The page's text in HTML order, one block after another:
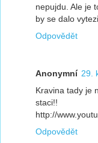
nepujdu. Ale je
by se dalo
Odpovědět
Anonymní 29.
Kravina tady je
staci!!
http://
Odpovědět